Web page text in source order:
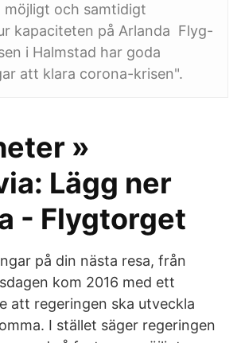
möjligt och samtidigt
kapaciteten på Arlanda Flyg-
i Halmstad har goda
att klara corona-krisen".
»
Lägg ner
- Flygtorget
på din nästa resa, från
kom 2016 med ett
att regeringen ska utveckla
I stället säger regeringen